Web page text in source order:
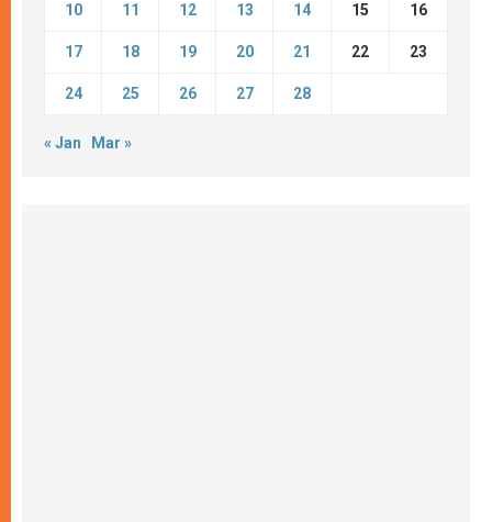
10 11 12 13 14 15 16
17 18 19 20 21 22 23
24 25 26 27 28
« Jan Mar »